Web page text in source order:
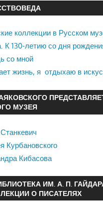
коллекции в Русском
К 130-летию со дня
со мной
жизнь, я отдыхаю в
МУЗЕЯ
Курбановского
Кибасова
ИМ. А. П.
О ПИСАТЕЛЯХ